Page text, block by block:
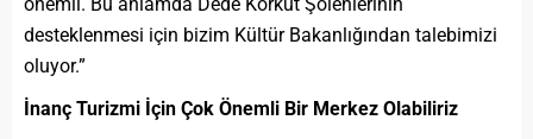
desteklenmesi için bizim Kültür Bakanlığından talebimizi
oluyor.”
İnanç Turizmi İçin Çok Önemli Bir Merkez Olabiliriz